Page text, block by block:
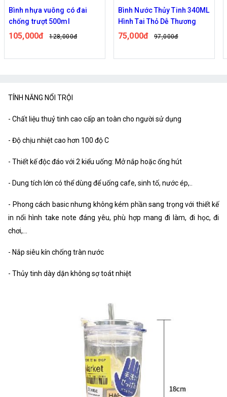
Bình nhựa vuông có đai
chống trượt 500ml
105,000đ 128,000đ
Bình Nước Thủy Tinh 340ML
Hình Tai Thỏ Dễ Thương
75,000đ 97,000đ
TÍNH NĂNG NỔI TRỘI
- Chất liệu thuỷ tinh cao cấp an toàn cho người sử dụng
- Độ chịu nhiệt cao hơn 100 độ C
- Thiết kế độc đáo với 2 kiểu uống: Mở nắp hoặc ống hút
- Dung tích lớn có thể dùng để uống cafe, sinh tố, nước ép,..
- Phong cách basic nhưng không kém phần sang trọng với thiết kế
in nổi hình take note đáng yêu, phù hợp mang đi làm, đi học, đi
chơi,...
- Nắp siêu kín chống tràn nước
- Thủy tinh dày dặn không sợ toát nhiệt